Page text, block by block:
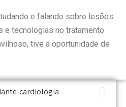
e falando sobre lesões
tecnologias no tratamento
tive a oportunidade de